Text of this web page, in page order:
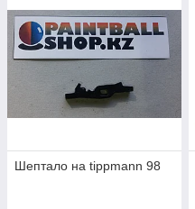
Шептало на tippmann 98